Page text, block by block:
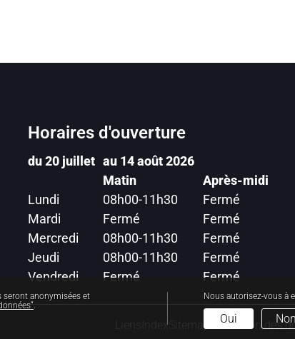
Horaires d'ouverture
du 20 juillet au 14 août 2026
Matin
Après-midi
Lundi
08h00-11h30
Fermé
Mardi
Fermé
Fermé
Mercredi
08h00-11h30
Fermé
Jeudi
08h00-11h30
Fermé
Vendredi
Fermé Fermé
Index Sitemap Protection des
seront anonymisées et
.
Nous autorisez-vous à
Oui Non